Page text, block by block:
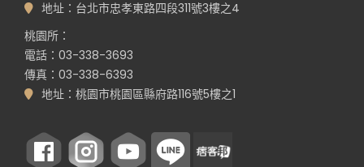
地址：台北市忠孝東路四段311號3樓之4
桃園所：
電話：03-338-3693
傳真：03-338-6393
地址：桃園市桃園區縣府路116號5樓之1